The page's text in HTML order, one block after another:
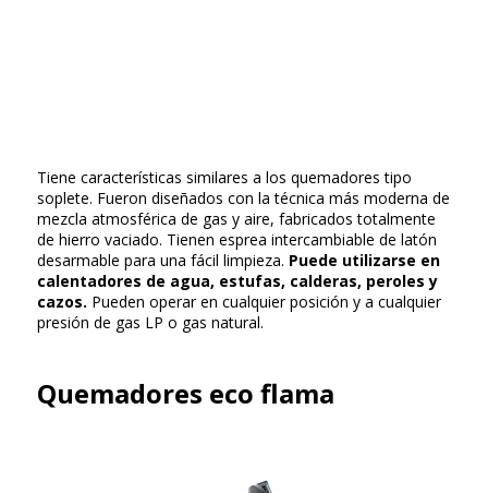
Tiene características similares a los quemadores tipo
soplete. Fueron diseñados con la técnica más moderna de
mezcla atmosférica de gas y aire, fabricados totalmente
de hierro vaciado. Tienen esprea intercambiable de latón
desarmable para una fácil limpieza. Puede utilizarse en
calentadores de agua, estufas, calderas, peroles y
cazos. Pueden operar en cualquier posición y a cualquier
presión de gas LP o gas natural.
Quemadores eco flama